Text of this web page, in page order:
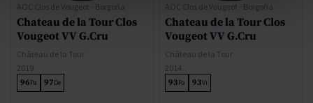
AOC Clos de Vougeot - Borgoña
Chateau de la Tour Clos
Vougeot VV G.Cru
Château de la Tour
2019
96Pa 97De
AOC Clos de Vougeot - Borgoña
Chateau de la Tour Clos
Vougeot VV G.Cru
Château de la Tour
2014
93Pa 93Vi